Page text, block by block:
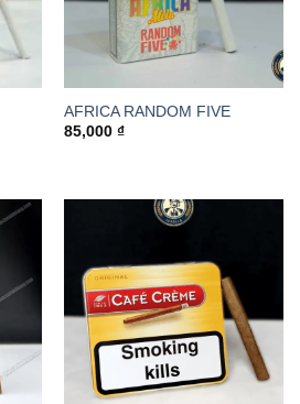
AFRICA RANDOM FIVE
85,000 ₫